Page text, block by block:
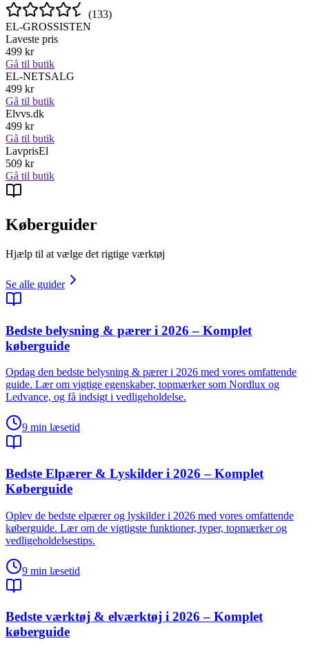
(133)
EL-GROSSISTEN
Laveste pris
499 kr
Gå til butik
EL-NETSALG
499 kr
Gå til butik
Elvvs.dk
499 kr
Gå til butik
LavprisEl
509 kr
Gå til butik
Køberguider
Hjælp til at vælge det rigtige værktøj
Se alle guider
Bedste belysning & pærer i 2026 – Komplet
køberguide
Opdag den bedste belysning & pærer i 2026 med vores omfattende
guide. Lær om vigtige egenskaber, topmærker som Nordlux og
Ledvance, og få indsigt i vedligeholdelse.
9 min læsetid
Bedste Elpærer & Lyskilder i 2026 – Komplet
Køberguide
Oplev de bedste elpærer og lyskilder i 2026 med vores omfattende
køberguide. Lær om de vigtigste funktioner, typer, topmærker og
vedligeholdelsestips.
9 min læsetid
Bedste værktøj & elværktøj i 2026 – Komplet
køberguide